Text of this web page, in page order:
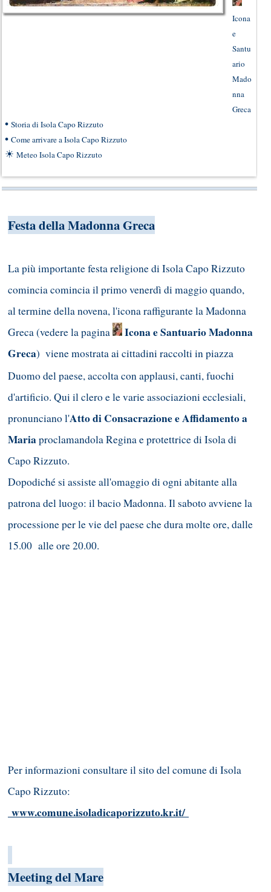
Icona
e
Santu
ario
Mado
nna
Greca
• Storia di Isola Capo Rizzuto
• Come arrivare a Isola Capo Rizzuto
☀ Meteo Isola Capo Rizzuto
Festa della Madonna Greca
La più importante festa religione di Isola Capo Rizzuto
comincia comincia il primo venerdì di maggio quando,
al termine della novena, l'icona raffigurante la Madonna
Greca (vedere la pagina
Icona e Santuario Madonna
Greca) viene mostrata ai cittadini raccolti in piazza
Duomo del paese, accolta con applausi, canti, fuochi
d'artificio. Qui il clero e le varie associazioni ecclesiali,
pronunciano l'Atto di Consacrazione e Affidamento a
Mariaproclamandola Regina e protettrice di Isola di
Capo Rizzuto.
Dopodiché si assiste all'omaggio di ogni abitante alla
patrona del luogo: il bacio Madonna. Il saboto avviene la
processione per le vie del paese che dura molte ore, dalle
15.00 alle ore 20.00.
Per informazioni consultare il sito del comune di Isola
Capo Rizzuto:
www.comune.isoladicaporizzuto.kr.it/
Meeting del Mare